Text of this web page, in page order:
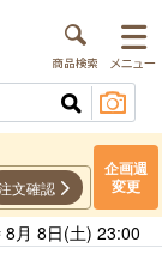
文確認
企画週
変更
8月 8日(土) 23:00